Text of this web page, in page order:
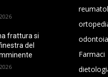
frattura si
del
Farmaci